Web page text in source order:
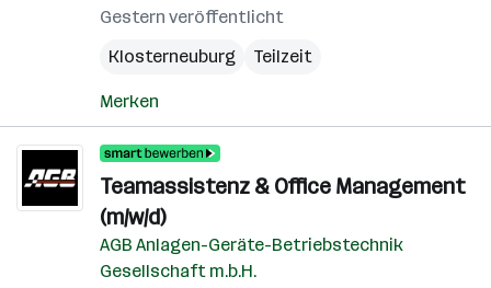
Gestern veröffentlicht
Klosterneuburg
Teilzeit
Merken
Teamassistenz & Office Management
(m/w/d)
AGB Anlagen-Geräte-Betriebstechnik
Gesellschaft m.b.H.